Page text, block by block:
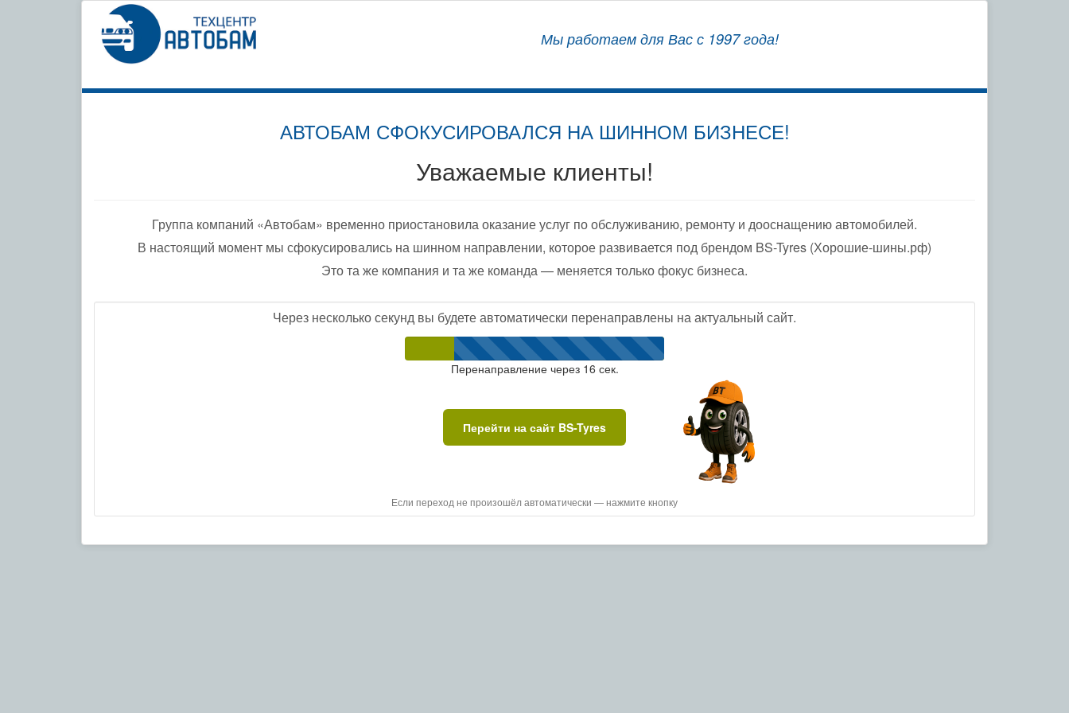
Мы работаем для Вас с 1997 года!
АВТОБАМ СФОКУСИРОВАЛСЯ НА ШИННОМ БИЗНЕСЕ!
Уважаемые клиенты!
Группа компаний «Автобам» временно приостановила оказание услуг по обслуживанию, ремонту и дооснащению автомобилей.
В настоящий момент мы сфокусировались на шинном направлении, которое развивается под брендом BS-Tyres (Хорошие-шины.рф)
Это та же компания и та же команда — меняется только фокус бизнеса.
Через несколько секунд вы будете автоматически перенаправлены на актуальный сайт.
Перенаправление через 16 сек.
Перейти на сайт BS-Tyres
Если переход не произошёл автоматически — нажмите кнопку